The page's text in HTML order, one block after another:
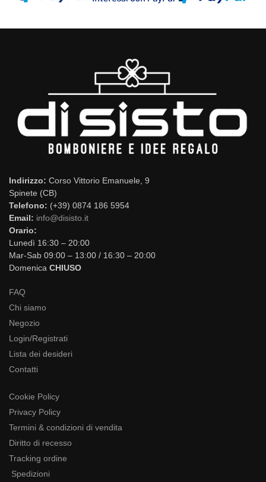
Indirizzo: Corso Vittorio Emanuele, 9
Spinete (CB)
Telefono: (+39) 0874 186 5954
Email: info@disisto.it
Orario:
Lunedì 16:30 – 20:00
Mar-Sab 09:00 – 13:00 / 16:30 – 20:00
Domenica CHIUSO
FAQ
Chi siamo
Negozio
Login/Registrati
Lista dei desideri
Contatti
Cookie Policy
Privacy Policy
Termini & condizioni di vendita
Diritto di recesso
Tracking ordine
Spedizioni